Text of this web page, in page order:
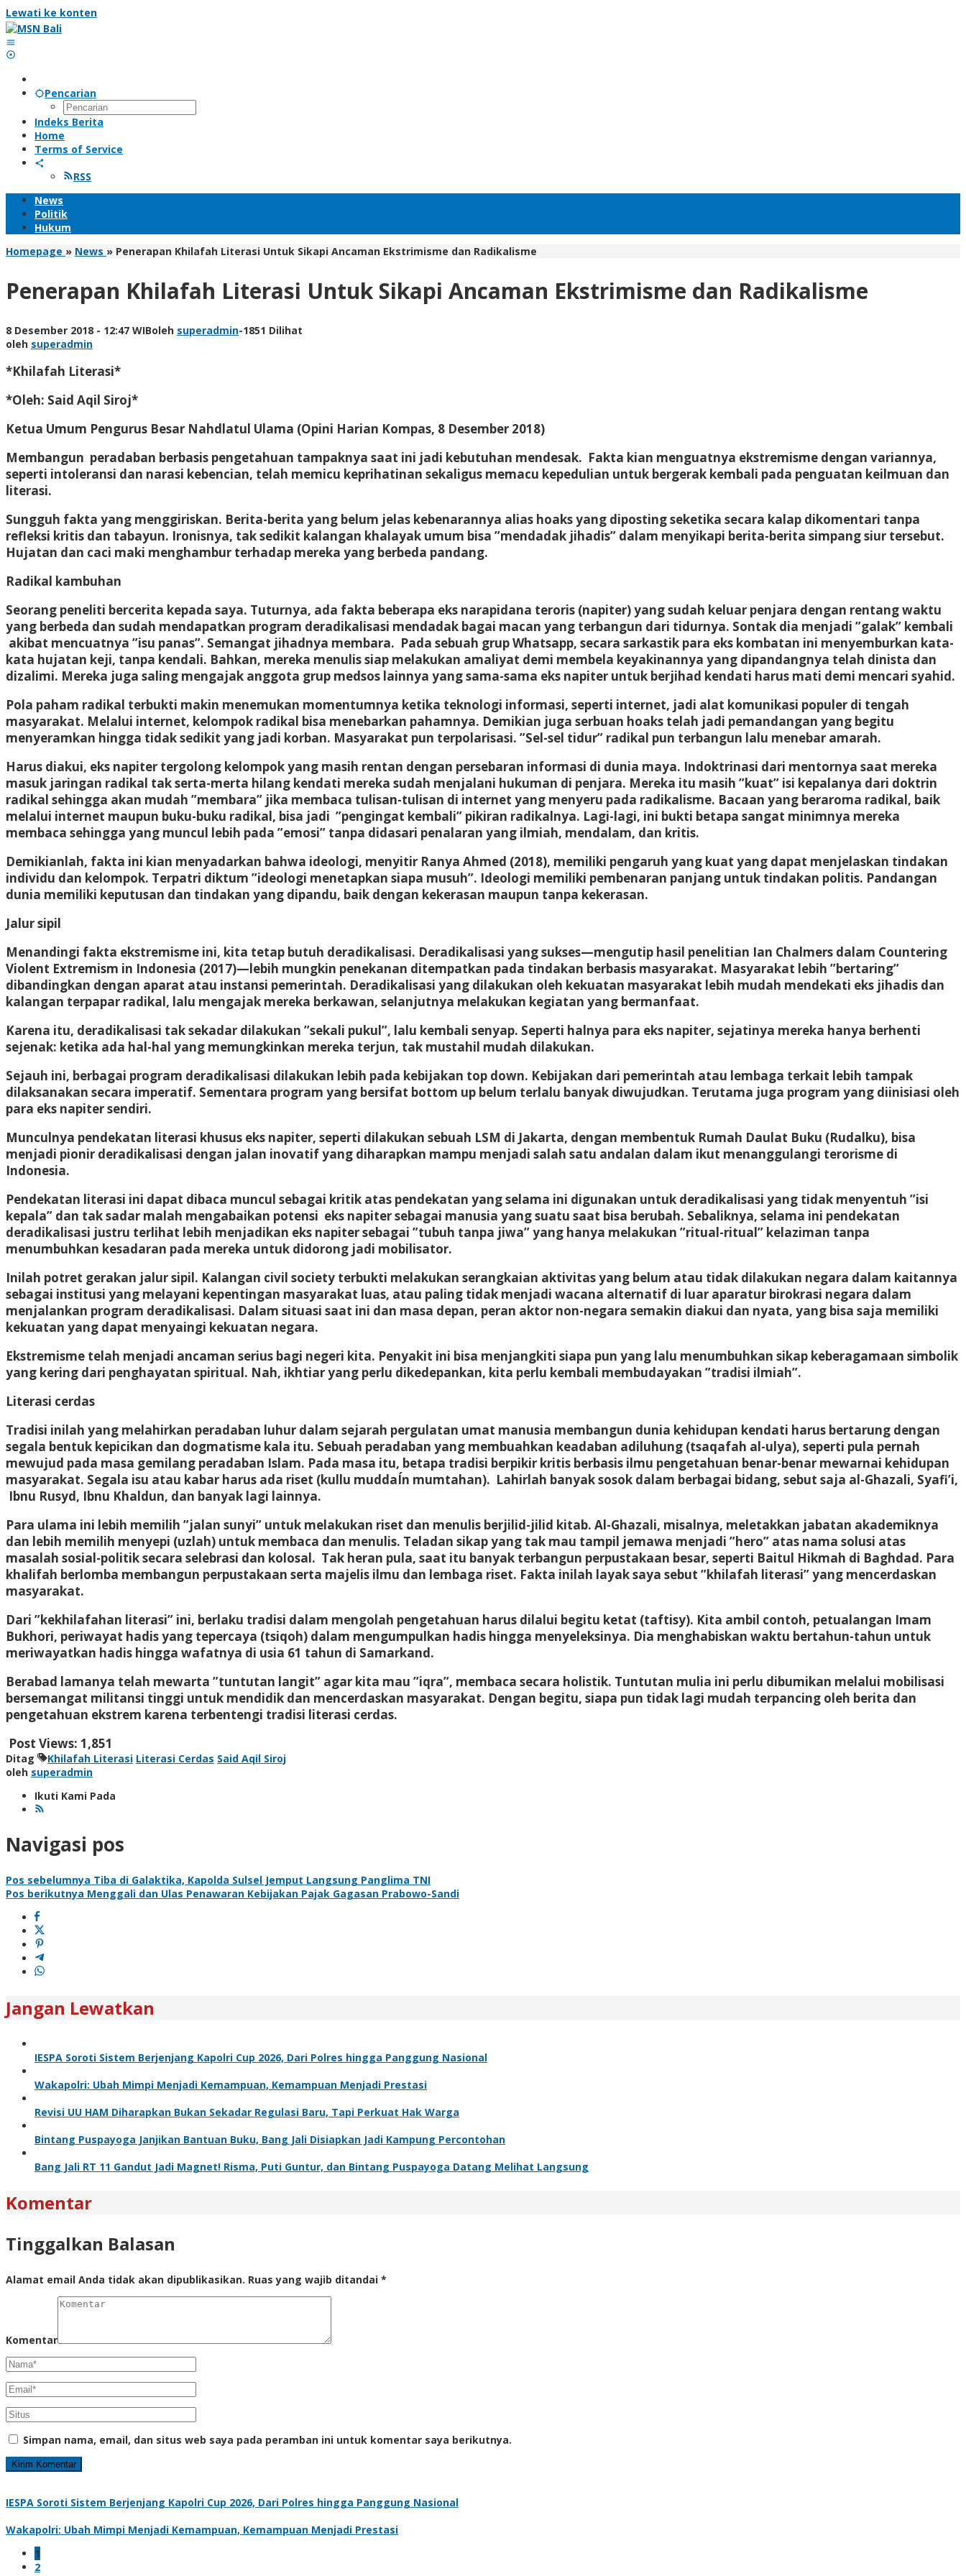
Lewati ke konten
Pencarian
Indeks Berita
Home
Terms of Service
RSS
News
Politik
Hukum
Homepage » News » Penerapan Khilafah Literasi Untuk Sikapi Ancaman Ekstrimisme dan Radikalisme
Penerapan Khilafah Literasi Untuk Sikapi Ancaman Ekstrimisme dan Radikalisme
8 Desember 2018 - 12:47 WIBoleh superadmin-1851 Dilihat
oleh superadmin
*Khilafah Literasi*
*Oleh: Said Aqil Siroj*
Ketua Umum Pengurus Besar Nahdlatul Ulama (Opini Harian Kompas, 8 Desember 2018)
Membangun peradaban berbasis pengetahuan tampaknya saat ini jadi kebutuhan mendesak. Fakta kian menguatnya ekstremisme dengan variannya,
seperti intoleransi dan narasi kebencian, telah memicu keprihatinan sekaligus memacu kepedulian untuk bergerak kembali pada penguatan keilmuan dan
literasi.
Sungguh fakta yang menggiriskan. Berita-berita yang belum jelas kebenarannya alias hoaks yang diposting seketika secara kalap dikomentari tanpa
refleksi kritis dan tabayun. Ironisnya, tak sedikit kalangan khalayak umum bisa ”mendadak jihadis” dalam menyikapi berita-berita simpang siur tersebut.
Hujatan dan caci maki menghambur terhadap mereka yang berbeda pandang.
Radikal kambuhan
Seorang peneliti bercerita kepada saya. Tuturnya, ada fakta beberapa eks narapidana teroris (napiter) yang sudah keluar penjara dengan rentang waktu
yang berbeda dan sudah mendapatkan program deradikalisasi mendadak bagai macan yang terbangun dari tidurnya. Sontak dia menjadi ”galak” kembali
akibat mencuatnya ”isu panas”. Semangat jihadnya membara. Pada sebuah grup Whatsapp, secara sarkastik para eks kombatan ini menyemburkan kata-
kata hujatan keji, tanpa kendali. Bahkan, mereka menulis siap melakukan amaliyat demi membela keyakinannya yang dipandangnya telah dinista dan
dizalimi. Mereka juga saling mengajak anggota grup medsos lainnya yang sama-sama eks napiter untuk berjihad kendati harus mati demi mencari syahid.
Pola paham radikal terbukti makin menemukan momentumnya ketika teknologi informasi, seperti internet, jadi alat komunikasi populer di tengah
masyarakat. Melalui internet, kelompok radikal bisa menebarkan pahamnya. Demikian juga serbuan hoaks telah jadi pemandangan yang begitu
menyeramkan hingga tidak sedikit yang jadi korban. Masyarakat pun terpolarisasi. ”Sel-sel tidur” radikal pun terbangun lalu menebar amarah.
Harus diakui, eks napiter tergolong kelompok yang masih rentan dengan persebaran informasi di dunia maya. Indoktrinasi dari mentornya saat mereka
masuk jaringan radikal tak serta-merta hilang kendati mereka sudah menjalani hukuman di penjara. Mereka itu masih ”kuat” isi kepalanya dari doktrin
radikal sehingga akan mudah ”membara” jika membaca tulisan-tulisan di internet yang menyeru pada radikalisme. Bacaan yang beraroma radikal, baik
melalui internet maupun buku-buku radikal, bisa jadi ”pengingat kembali” pikiran radikalnya. Lagi-lagi, ini bukti betapa sangat minimnya mereka
membaca sehingga yang muncul lebih pada ”emosi” tanpa didasari penalaran yang ilmiah, mendalam, dan kritis.
Demikianlah, fakta ini kian menyadarkan bahwa ideologi, menyitir Ranya Ahmed (2018), memiliki pengaruh yang kuat yang dapat menjelaskan tindakan
individu dan kelompok. Terpatri diktum ”ideologi menetapkan siapa musuh”. Ideologi memiliki pembenaran panjang untuk tindakan politis. Pandangan
dunia memiliki keputusan dan tindakan yang dipandu, baik dengan kekerasan maupun tanpa kekerasan.
Jalur sipil
Menandingi fakta ekstremisme ini, kita tetap butuh deradikalisasi. Deradikalisasi yang sukses—mengutip hasil penelitian Ian Chalmers dalam Countering
Violent Extremism in Indonesia (2017)—lebih mungkin penekanan ditempatkan pada tindakan berbasis masyarakat. Masyarakat lebih ”bertaring”
dibandingkan dengan aparat atau instansi pemerintah. Deradikalisasi yang dilakukan oleh kekuatan masyarakat lebih mudah mendekati eks jihadis dan
kalangan terpapar radikal, lalu mengajak mereka berkawan, selanjutnya melakukan kegiatan yang bermanfaat.
Karena itu, deradikalisasi tak sekadar dilakukan ”sekali pukul”, lalu kembali senyap. Seperti halnya para eks napiter, sejatinya mereka hanya berhenti
sejenak: ketika ada hal-hal yang memungkinkan mereka terjun, tak mustahil mudah dilakukan.
Sejauh ini, berbagai program deradikalisasi dilakukan lebih pada kebijakan top down. Kebijakan dari pemerintah atau lembaga terkait lebih tampak
dilaksanakan secara imperatif. Sementara program yang bersifat bottom up belum terlalu banyak diwujudkan. Terutama juga program yang diinisiasi oleh
para eks napiter sendiri.
Munculnya pendekatan literasi khusus eks napiter, seperti dilakukan sebuah LSM di Jakarta, dengan membentuk Rumah Daulat Buku (Rudalku), bisa
menjadi pionir deradikalisasi dengan jalan inovatif yang diharapkan mampu menjadi salah satu andalan dalam ikut menanggulangi terorisme di
Indonesia.
Pendekatan literasi ini dapat dibaca muncul sebagai kritik atas pendekatan yang selama ini digunakan untuk deradikalisasi yang tidak menyentuh ”isi
kepala” dan tak sadar malah mengabaikan potensi eks napiter sebagai manusia yang suatu saat bisa berubah. Sebaliknya, selama ini pendekatan
deradikalisasi justru terlihat lebih menjadikan eks napiter sebagai ”tubuh tanpa jiwa” yang hanya melakukan ”ritual-ritual” kelaziman tanpa
menumbuhkan kesadaran pada mereka untuk didorong jadi mobilisator.
Inilah potret gerakan jalur sipil. Kalangan civil society terbukti melakukan serangkaian aktivitas yang belum atau tidak dilakukan negara dalam kaitannya
sebagai institusi yang melayani kepentingan masyarakat luas, atau paling tidak menjadi wacana alternatif di luar aparatur birokrasi negara dalam
menjalankan program deradikalisasi. Dalam situasi saat ini dan masa depan, peran aktor non-negara semakin diakui dan nyata, yang bisa saja memiliki
kekuatan yang dapat menyaingi kekuatan negara.
Ekstremisme telah menjadi ancaman serius bagi negeri kita. Penyakit ini bisa menjangkiti siapa pun yang lalu menumbuhkan sikap keberagamaan simbolik
yang kering dari penghayatan spiritual. Nah, ikhtiar yang perlu dikedepankan, kita perlu kembali membudayakan ”tradisi ilmiah”.
Literasi cerdas
Tradisi inilah yang melahirkan peradaban luhur dalam sejarah pergulatan umat manusia membangun dunia kehidupan kendati harus bertarung dengan
segala bentuk kepicikan dan dogmatisme kala itu. Sebuah peradaban yang membuahkan keadaban adiluhung (tsaqafah al-ulya), seperti pula pernah
mewujud pada masa gemilang peradaban Islam. Pada masa itu, betapa tradisi berpikir kritis berbasis ilmu pengetahuan benar-benar mewarnai kehidupan
masyarakat. Segala isu atau kabar harus ada riset (kullu muddaÍn mumtahan). Lahirlah banyak sosok dalam berbagai bidang, sebut saja al-Ghazali, Syafi’i,
Ibnu Rusyd, Ibnu Khaldun, dan banyak lagi lainnya.
Para ulama ini lebih memilih ”jalan sunyi” untuk melakukan riset dan menulis berjilid-jilid kitab. Al-Ghazali, misalnya, meletakkan jabatan akademiknya
dan lebih memilih menyepi (uzlah) untuk membaca dan menulis. Teladan sikap yang tak mau tampil jemawa menjadi ”hero” atas nama solusi atas
masalah sosial-politik secara selebrasi dan kolosal. Tak heran pula, saat itu banyak terbangun perpustakaan besar, seperti Baitul Hikmah di Baghdad. Para
khalifah berlomba membangun perpustakaan serta majelis ilmu dan lembaga riset. Fakta inilah layak saya sebut ”khilafah literasi” yang mencerdaskan
masyarakat.
Dari ”kekhilafahan literasi” ini, berlaku tradisi dalam mengolah pengetahuan harus dilalui begitu ketat (taftisy). Kita ambil contoh, petualangan Imam
Bukhori, periwayat hadis yang tepercaya (tsiqoh) dalam mengumpulkan hadis hingga menyeleksinya. Dia menghabiskan waktu bertahun-tahun untuk
meriwayatkan hadis hingga wafatnya di usia 61 tahun di Samarkand.
Berabad lamanya telah mewarta ”tuntutan langit” agar kita mau ”iqra”, membaca secara holistik. Tuntutan mulia ini perlu dibumikan melalui mobilisasi
bersemangat militansi tinggi untuk mendidik dan mencerdaskan masyarakat. Dengan begitu, siapa pun tidak lagi mudah terpancing oleh berita dan
pengetahuan ekstrem karena terbentengi tradisi literasi cerdas.
Post Views: 1,851
Ditag Khilafah Literasi Literasi Cerdas Said Aqil Siroj
oleh superadmin
Ikuti Kami Pada
Navigasi pos
Pos sebelumnya Tiba di Galaktika, Kapolda Sulsel Jemput Langsung Panglima TNI
Pos berikutnya Menggali dan Ulas Penawaran Kebijakan Pajak Gagasan Prabowo-Sandi
Jangan Lewatkan
IESPA Soroti Sistem Berjenjang Kapolri Cup 2026, Dari Polres hingga Panggung Nasional
Wakapolri: Ubah Mimpi Menjadi Kemampuan, Kemampuan Menjadi Prestasi
Revisi UU HAM Diharapkan Bukan Sekadar Regulasi Baru, Tapi Perkuat Hak Warga
Bintang Puspayoga Janjikan Bantuan Buku, Bang Jali Disiapkan Jadi Kampung Percontohan
Bang Jali RT 11 Gandut Jadi Magnet! Risma, Puti Guntur, dan Bintang Puspayoga Datang Melihat Langsung
Komentar
Tinggalkan Balasan
Alamat email Anda tidak akan dipublikasikan. Ruas yang wajib ditandai *
Komentar
Simpan nama, email, dan situs web saya pada peramban ini untuk komentar saya berikutnya.
IESPA Soroti Sistem Berjenjang Kapolri Cup 2026, Dari Polres hingga Panggung Nasional
Wakapolri: Ubah Mimpi Menjadi Kemampuan, Kemampuan Menjadi Prestasi
1
2